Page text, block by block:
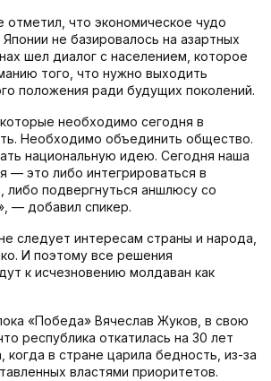
отметил, что экономическое чудо
не базировалось на азартных
шел диалог с населением, которое
того, что нужно выходить
положения ради будущих поколений.
необходимо сегодня в
Необходимо объединить общество.
национальную идею. Сегодня наша
— это либо интегрироваться в
либо подвергнуться аншлюсу со
— добавил спикер.
следует интересам страны и народа,
И поэтому все решения
к исчезновению молдаван как
«Победа» Вячеслав Жуков, в свою
что республика откатилась на 30 лет
когда в стране царила бедность, из-за
властями приоритетов.